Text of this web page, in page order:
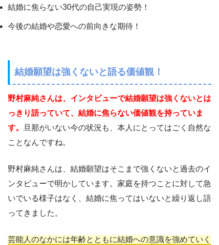
結婚に焦らない30代の自己実現の姿勢！
今後の結婚や恋愛への前向きな期待！
結婚願望は強くないと語る価値観！
野村麻純さんは、インタビューで結婚願望は強くないとは
っきり語っていて、結婚に焦らない価値観を持っていま
す。
旦那がいない今の状況も、本人にとってはごく自然な
ことなんですね。
野村麻純さんは、結婚願望はそこまで強くないと過去のイ
ンタビューで明かしています。家庭を持つことに対して急
いでいる様子はなく、結婚に焦ってはいないと繰り返し語
ってきました。
芸能人のなかには年齢とともに結婚への意識を強めていく